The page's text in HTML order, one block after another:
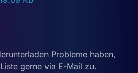
Probleme haben,
gerne via E-Mail zu.